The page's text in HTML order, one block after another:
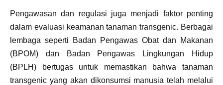
Pengawasan dan regulasi juga menjadi faktor penting
dalam evaluasi keamanan tanaman transgenic. Berbagai
lembaga seperti Badan Pengawas Obat dan Makanan
(BPOM) dan Badan Pengawas Lingkungan Hidup
(BPLH) bertugas untuk memastikan bahwa tanaman
transgenic yang akan dikonsumsi manusia telah melalui